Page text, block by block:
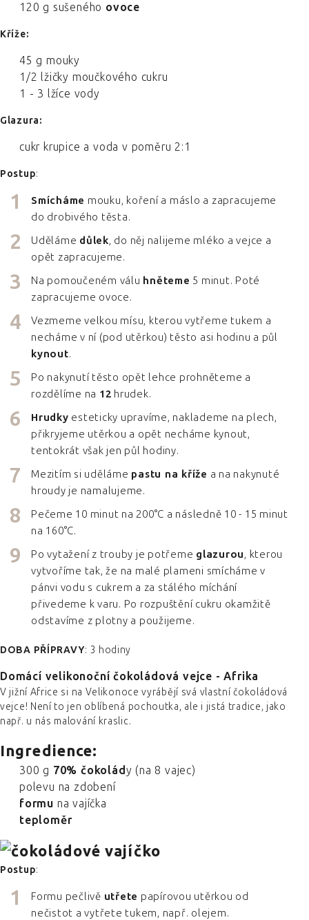
120 g sušeného ovoce
Kříže:
45 g mouky
1/2 lžičky moučkového cukru
1 - 3 lžíce vody
Glazura:
cukr krupice a voda v poměru 2:1
Postup:
Smícháme mouku, koření a máslo a zapracujeme
do drobivého těsta.
Uděláme důlek, do něj nalijeme mléko a vejce a
opět zapracujeme.
Na pomoučeném válu hněteme 5 minut. Poté
zapracujeme ovoce.
Vezmeme velkou mísu, kterou vytřeme tukem a
necháme v ní (pod utěrkou) těsto asi hodinu a půl
kynout.
Po nakynutí těsto opět lehce prohněteme a
rozdělíme na 12 hrudek.
Hrudky esteticky upravíme, naklademe na plech,
přikryjeme utěrkou a opět necháme kynout,
tentokrát však jen půl hodiny.
Mezitím si uděláme pastu na kříže a na nakynuté
hroudy je namalujeme.
Pečeme 10 minut na 200°C a následně 10 - 15 minut
na 160°C.
Po vytažení z trouby je potřeme glazurou, kterou
vytvoříme tak, že na malé plameni smícháme v
pánvi vodu s cukrem a za stálého míchání
přivedeme k varu. Po rozpuštění cukru okamžitě
odstavíme z plotny a použijeme.
DOBA PŘÍPRAVY: 3 hodiny
Domácí velikonoční čokoládová vejce - Afrika
V jižní Africe si na Velikonoce vyrábějí svá vlastní čokoládová
vejce! Není to jen oblíbená pochoutka, ale i jistá tradice, jako
např. u nás malování kraslic.
Ingredience:
300 g 70% čokolády (na 8 vajec)
polevu na zdobení
formu na vajíčka
teploměr
Postup:
Formu pečlivě utřete papírovou utěrkou od
nečistot a vytřete tukem, např. olejem.